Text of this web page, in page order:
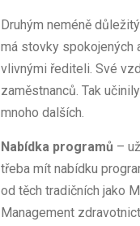
Druhým neméně
má stovky spokojených
vlivnými řediteli. Své
zaměstnanců. Tak
mnoho dalších.
Nabídka programů –
třeba mít nabídku
od těch tradičních jako
Management